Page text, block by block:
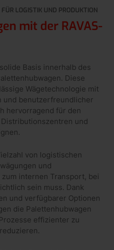
LOGISTIK UND PRODUKTION
mit der RAVAS-
Basis innerhalb des
Diese
Wägetechnologie mit
und benutzerfreundlicher
hervorragend für den
und
von logistischen
und
internen Transport, bei
sein muss. Dank
und verfügbarer Optionen
die Palettenhubwagen
effizienter zu